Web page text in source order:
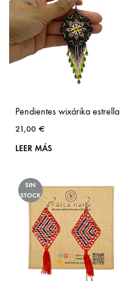
Pendientes wixárika estrella
21,00 €
LEER MÁS
SIN
STOCK